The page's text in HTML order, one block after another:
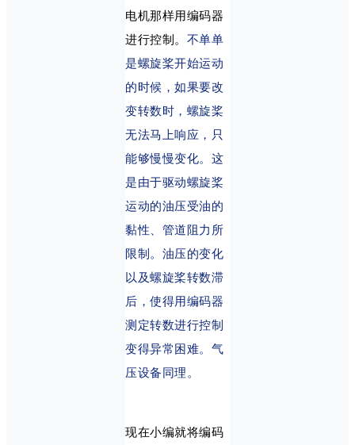
电机那样用编码器
进行控制。 不单单
是螺旋桨开始运动
的时候，如果要改
变转数时，螺旋桨
无法马上响应，只
能够慢慢变化。这
是由于驱动螺旋桨
运动的油压受油的
黏性、管道阻力所
限制。油压的变化
以及螺旋桨转数滞
后，使得用编码器
测定转数进行控制
变得异常困难。气
压设备同理。
现在小编就将编码